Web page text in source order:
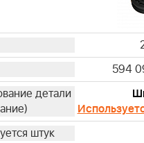
594